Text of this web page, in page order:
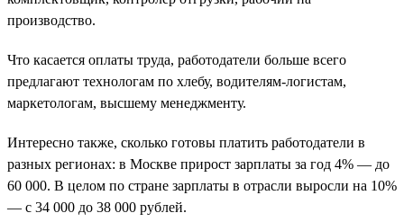
производство.
Что касается оплаты труда, работодатели больше всего
предлагают технологам по хлебу, водителям-логистам,
маркетологам, высшему менеджменту.
Интересно также, сколько готовы платить работодатели в
разных регионах: в Москве прирост зарплаты за год 4% — до
60 000. В целом по стране зарплаты в отрасли выросли на 10%
— с 34 000 до 38 000 рублей.